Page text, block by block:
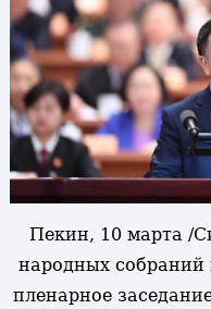
Пекин, 10 марта /
народных собраний
пленарное